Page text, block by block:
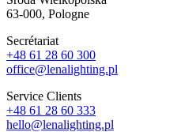
63-000, Pologne
Secrétariat
+48 61 28 60 300
office@lenalighting.pl
Service Clients
+48 61 28 60 333
hello@lenalighting.pl